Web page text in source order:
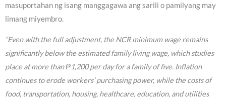
masuportahan ng isang manggagawa ang sarili o pamilyang may
limang miyembro.
“Even with the full adjustment, the NCR minimum wage remains
significantly below the estimated family living wage, which studies
place at more than ₱1,200 per day for a family of five. Inflation
continues to erode workers’ purchasing power, while the costs of
food, transportation, housing, healthcare, education, and utilities